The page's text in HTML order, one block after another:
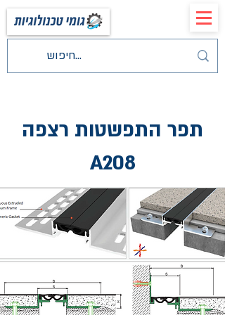
תפר התפשטות רצפה
A208